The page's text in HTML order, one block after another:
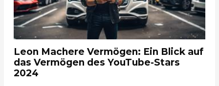
Leon Machere Vermögen: Ein Blick auf
das Vermögen des YouTube-Stars
2024